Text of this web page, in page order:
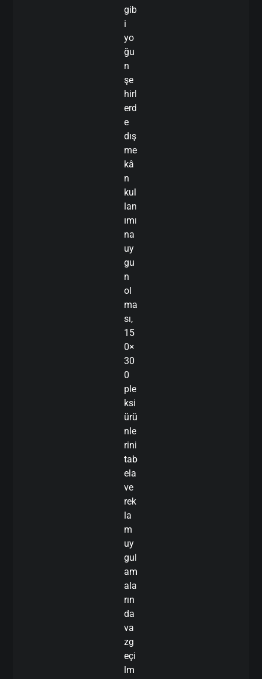
gib
i
yo
ğu
n
şe
hirl
erd
e
dış
me
kâ
n
kul
lan
ımı
na
uy
gu
n
ol
ma
sı,
15
0×
30
0
ple
ksi
ürü
nle
rini
tab
ela
ve
rek
la
m
uy
gul
am
ala
rın
da
va
zg
eçi
lm